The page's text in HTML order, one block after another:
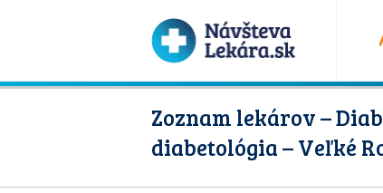
Zoznam lekárov –
diabetológia – Veľké